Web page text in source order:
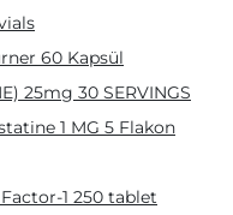
60 Kapsül
25mg 30 SERVINGS
1 MG 5 Flakon
1 250 tablet